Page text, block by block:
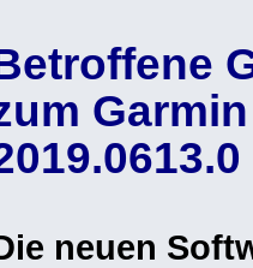
neuen